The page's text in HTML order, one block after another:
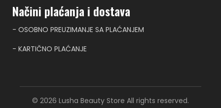
Načini plaćanja i dostava
- OSOBNO PREUZIMANJE SA PLAĆANJEM
- KARTIČNO PLAĆANJE
© 2026 Lusha Beauty Store All rights reserved.